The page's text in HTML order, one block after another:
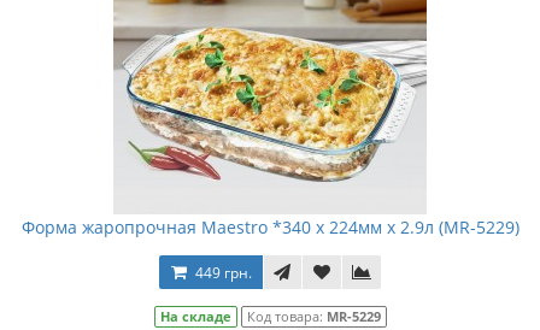
Форма жаропрочная Maestro *340 x 224мм x 2.9л (MR-5229)
449 грн.
На складе Код товара: MR-5229